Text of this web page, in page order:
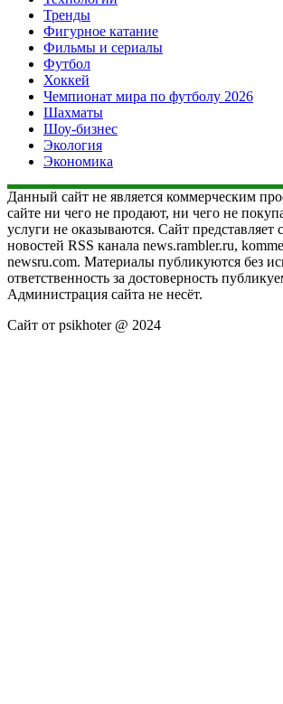
Тренды
Фигурное катание
Фильмы и сериалы
Футбол
Хоккей
Чемпионат мира по футболу 2026
Шахматы
Шоу-бизнес
Экология
Экономика
Данный сайт не является коммерческим
сайте ни чего не продают, ни чего не
услуги не оказываются. Сайт представляет
новостей RSS канала news.rambler.ru,
newsru.com. Материалы публикуются без
ответственность за достоверность
Администрация сайта не несёт.
Сайт от psikhoter @ 2024